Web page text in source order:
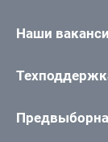
Наши